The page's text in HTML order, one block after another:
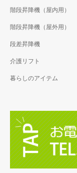
階段昇降機（屋内用）
階段昇降機（屋外用）
段差昇降機
介護リフト
暮らしのアイテム